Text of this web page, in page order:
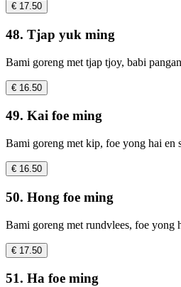
€ 17.50
48. Tjap yuk ming
Bami goreng met tjap tjoy, babi
€ 16.50
49. Kai foe ming
Bami goreng met kip, foe yong hai en
€ 16.50
50. Hong foe ming
Bami goreng met rundvlees, foe yong
€ 17.50
51. Ha foe ming